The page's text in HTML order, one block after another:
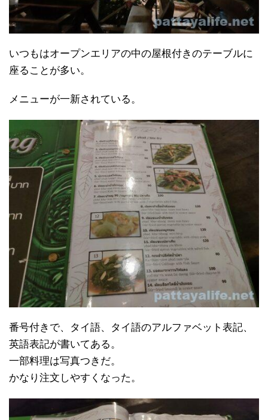
いつもはオープンエリアの中の屋根付きのテーブルに
座ることが多い。
メニューが一新されている。
番号付きで、タイ語、タイ語のアルファベット表記、
英語表記が書いてある。
一部料理は写真つきだ。
かなり注文しやすくなった。